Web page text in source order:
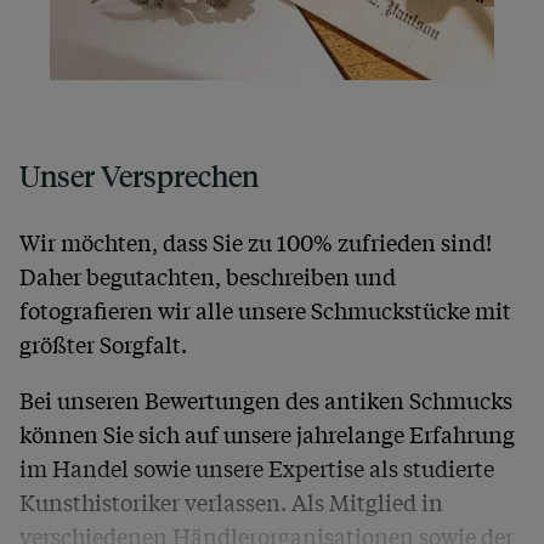
Unser Versprechen
Wir möchten, dass Sie zu 100% zufrieden sind!
Daher begutachten, beschreiben und
fotografieren wir alle unsere Schmuckstücke mit
größter Sorgfalt.
Bei unseren Bewertungen des antiken Schmucks
können Sie sich auf unsere jahrelange Erfahrung
im Handel sowie unsere Expertise als studierte
Kunsthistoriker verlassen. Als Mitglied in
verschiedenen Händlerorganisationen sowie der